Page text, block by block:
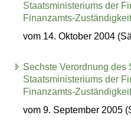
Staatsministeriums der
Finanzamts-
vom 14. Oktober 2004
Sechste Verordnung des
Staatsministeriums der
Finanzamts-
vom 9. September 2005